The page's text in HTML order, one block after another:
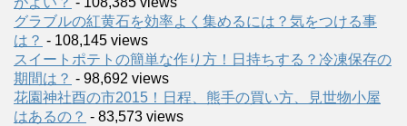
グラブルの紅黄石を効率よく集めるには？気をつける事
は？ - 108,145 views
スイートポテトの簡単な作り方！日持ちする？冷凍保存の
期間は？ - 98,692 views
花園神社酉の市2015！日程、熊手の買い方、見世物小屋
はあるの？ - 83,573 views